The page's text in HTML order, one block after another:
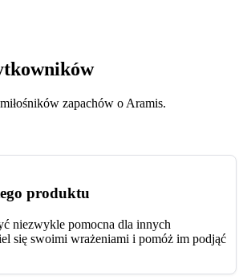
zapachów o Aramis.
produktu
niezwykle pomocna dla innych
się swoimi wrażeniami i pomóż im podjąć